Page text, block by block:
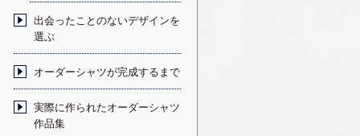
出会ったことのないデザインを
選ぶ
オーダーシャツが完成するまで
実際に作られたオーダーシャツ
作品集